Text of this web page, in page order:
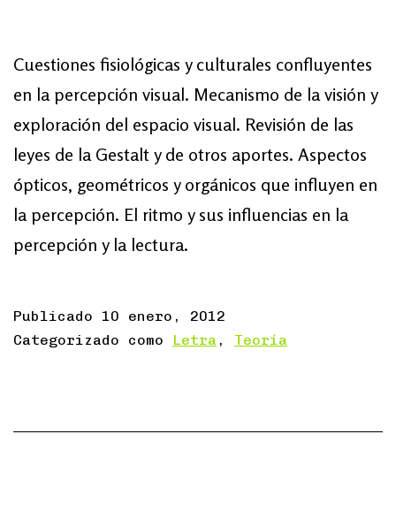
Cuestiones fisiológicas y culturales confluyentes
en la percepción visual. Mecanismo de la visión y
exploración del espacio visual. Revisión de las
leyes de la Gestalt y de otros aportes. Aspectos
ópticos, geométricos y orgánicos que influyen en
la percepción. El ritmo y sus influencias en la
percepción y la lectura.
Publicado 10 enero, 2012
Categorizado como
Letra , Teoría